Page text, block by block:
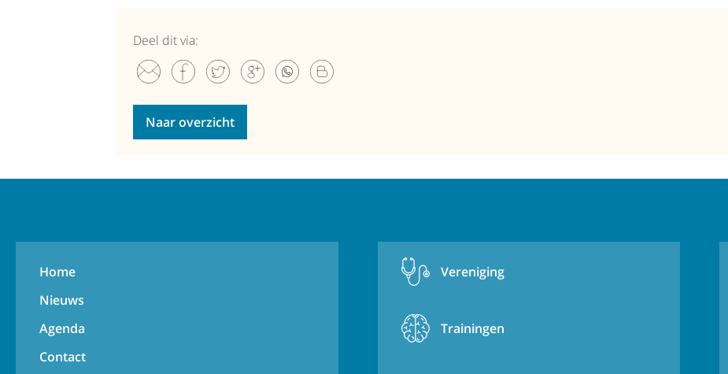
Deel dit via:
Naar overzicht
Home
Nieuws
Agenda
Contact
Vereniging
Trainingen